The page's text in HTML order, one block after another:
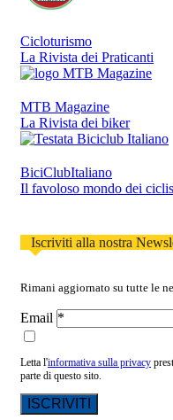
Cicloturismo
La Rivista dei Praticanti
MTB Magazine
La Rivista dei biker
BiciClubItaliano
Il favoloso mondo dei
Iscriviti alla nostra
Rimani aggiornato su tutte le
Email
Letta l'informativa sulla privacy
parte di questo sito.